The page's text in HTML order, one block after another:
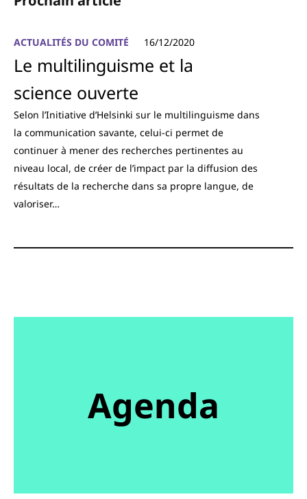
ACTUALITÉS DU COMITÉ 16/12/2020
Le multilinguisme et la
science ouverte
Selon l’Initiative d’Helsinki sur le multilinguisme dans
la communication savante, celui-ci permet de
continuer à mener des recherches pertinentes au
niveau local, de créer de l’impact par la diffusion des
résultats de la recherche dans sa propre langue, de
valoriser…
Agenda